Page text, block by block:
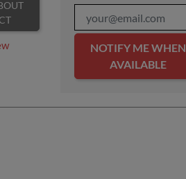
NOTIFY ME WHEN
AVAILABLE